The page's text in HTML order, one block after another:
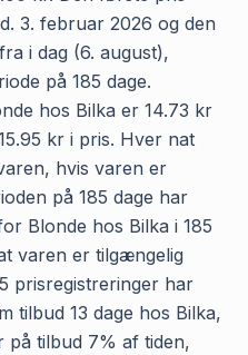
3. februar 2026 og den
i dag (6. august),
på 185 dage.
hos Bilka er 14.73 kr
kr i pris. Hver nat
hvis varen er
på 185 dage har
Blonde hos Bilka i 185
varen er tilgængelig
prisregistreringer har
tilbud 13 dage hos Bilka,
på tilbud 7% af tiden,